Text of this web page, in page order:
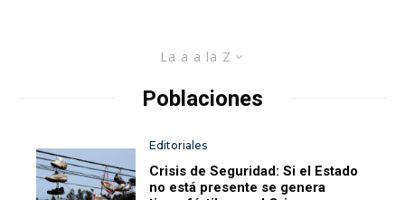
La a a la Z
Poblaciones
Editoriales
Crisis de Seguridad: Si el Estado
no está presente se genera